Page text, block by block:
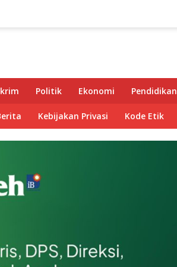
Politik Ekonomi Pendidikan
Kebijakan Privasi Kode Etik